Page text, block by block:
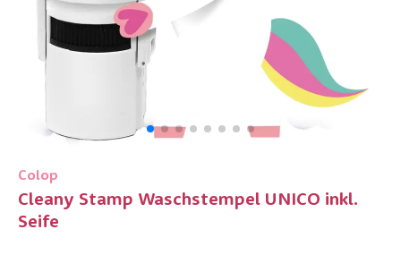
Colop
Cleany Stamp Waschstempel UNICO inkl.
Seife